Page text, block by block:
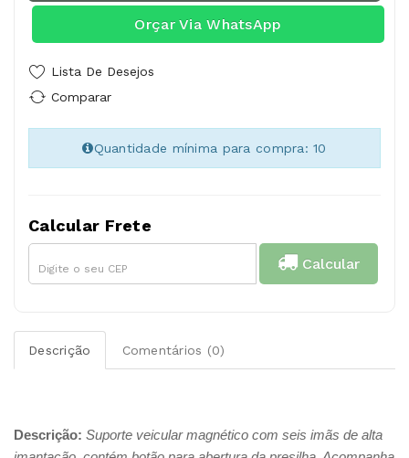
Orçar Via WhatsApp
Lista De Desejos
Comparar
Quantidade mínima para compra: 10
Calcular Frete
Calcular
Descrição Comentários (0)
Descrição: Suporte veicular magnético com seis imãs de alta